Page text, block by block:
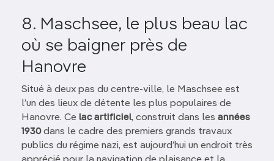
8. Maschsee, le plus beau lac
où se baigner près de
Hanovre
Situé à deux pas du centre-ville, le Maschsee est
l’un des lieux de détente les plus populaires de
Hanovre. Ce lac artificiel, construit dans les années
1930dans le cadre des premiers grands travaux
publics du régime nazi, est aujourd’hui un endroit très